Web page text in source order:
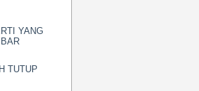
YANG
TUTUP